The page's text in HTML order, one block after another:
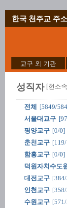
한국 천주교 주
교구 외 기관
성직자 [현소
전체
[5849/
서울대교구
평양교구 [0/0]
춘천교구
함흥교구 [0/0]
덕원자치수도
대전교구
인천교구
수원교구